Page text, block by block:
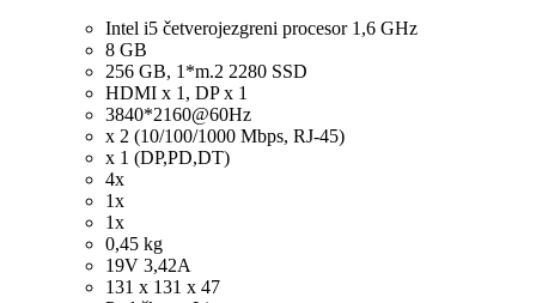
Intel i5 četverojezgreni procesor 1,6 GHz
8 GB
256 GB, 1*m.2 2280 SSD
HDMI x 1, DP x 1
3840*2160@60Hz
x 2 (10/100/1000 Mbps, RJ-45)
x 1 (DP,PD,DT)
4x
1x
1x
0,45 kg
19V 3,42A
131 x 131 x 47